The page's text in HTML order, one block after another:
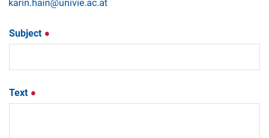
Subject
Text